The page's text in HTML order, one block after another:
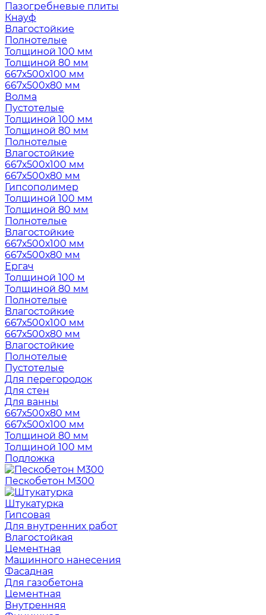
Пазогребневые плиты
Кнауф
Влагостойкие
Полнотелые
Толщиной 100 мм
Толщиной 80 мм
667х500х100 мм
667х500х80 мм
Волма
Пустотелые
Толщиной 100 мм
Толщиной 80 мм
Полнотелые
Влагостойкие
667х500х100 мм
667х500х80 мм
Гипсополимер
Толщиной 100 мм
Толщиной 80 мм
Полнотелые
Влагостойкие
667х500х100 мм
667х500х80 мм
Ергач
Толщиной 100 м
Толщиной 80 мм
Полнотелые
Влагостойкие
667х500х100 мм
667х500х80 мм
Влагостойкие
Полнотелые
Пустотелые
Для перегородок
Для стен
Для ванны
667х500х80 мм
667х500х100 мм
Толщиной 80 мм
Толщиной 100 мм
Подложка
Пескобетон М300
Штукатурка
Гипсовая
Для внутренних работ
Влагостойкая
Цементная
Машинного нанесения
Фасадная
Для газобетона
Цементная
Внутренняя